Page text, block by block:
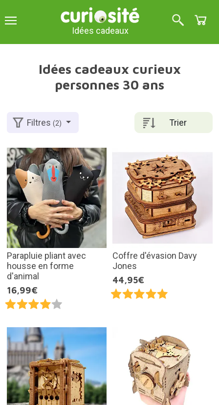
Idées cadeaux
Idées cadeaux curieux
personnes 30 ans
Trier
Filtres(2)
Parapluie pliant avec
housse en forme
d'animal
16,99€
Coffre d'évasion Davy
Jones
44,95€